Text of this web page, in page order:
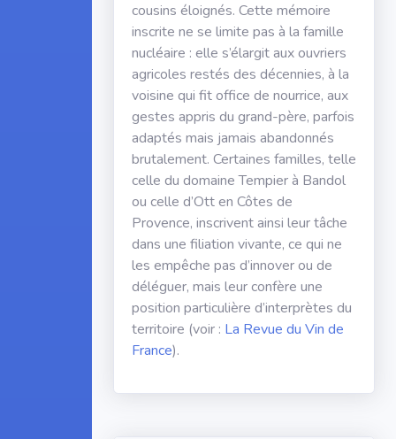
cousins éloignés. Cette mémoire
inscrite ne se limite pas à la famille
nucléaire : elle s’élargit aux ouvriers
agricoles restés des décennies, à la
voisine qui fit office de nourrice, aux
gestes appris du grand-père, parfois
adaptés mais jamais abandonnés
brutalement. Certaines familles, telle
celle du domaine Tempier à Bandol
ou celle d’Ott en Côtes de
Provence, inscrivent ainsi leur tâche
dans une filiation vivante, ce qui ne
les empêche pas d’innover ou de
déléguer, mais leur confère une
position particulière d’interprètes du
territoire (voir : La Revue du Vin de
France).